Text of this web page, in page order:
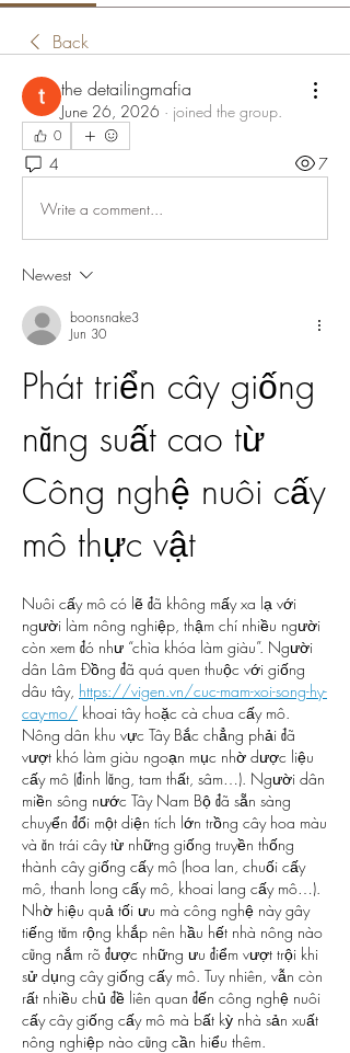
Back
the detailingmafia
June 26, 2026 · joined the group.
0
4 7
Write a comment...
Newest
boonsnake3
Jun 30
Phát triển cây giống
năng suất cao từ
Công nghệ nuôi cấy
mô thực vật
Nuôi cấy mô có lẽ đã không mấy xa lạ với
người làm nông nghiệp, thậm chí nhiều người
còn xem đó như “chìa khóa làm giàu”. Người
dân Lâm Đồng đã quá quen thuộc với giống
dâu tây, https://vigen.vn/cuc-mam-xoi-song-hy-
cay-mo/ khoai tây hoặc cà chua cấy mô.
Nông dân khu vực Tây Bắc chẳng phải đã
vượt khó làm giàu ngoạn mục nhờ dược liệu
cấy mô (đinh lăng, tam thất, sâm…). Người dân
miền sông nước Tây Nam Bộ đã sẵn sàng
chuyển đổi một diện tích lớn trồng cây hoa màu
và ăn trái cây từ những giống truyền thống
thành cây giống cấy mô (hoa lan, chuối cấy
mô, thanh long cấy mô, khoai lang cấy mô…).
Nhờ hiệu quả tối ưu mà công nghệ này gây
tiếng tăm rộng khắp nên hầu hết nhà nông nào
cũng nắm rõ được những ưu điểm vượt trội khi
sử dụng cây giống cấy mô. Tuy nhiên, vẫn còn
rất nhiều chủ đề liên quan đến công nghệ nuôi
cấy cây giống cấy mô mà bất kỳ nhà sản xuất
nông nghiệp nào cũng cần hiểu thêm.